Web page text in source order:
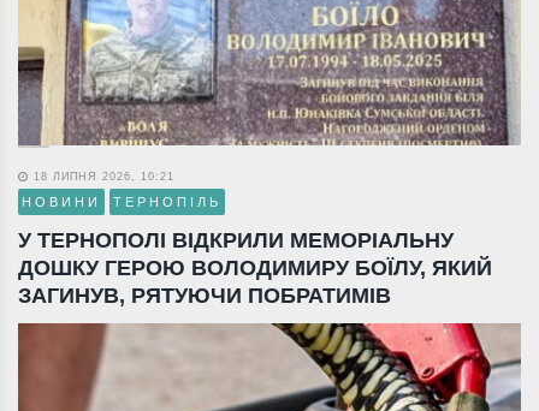
18 ЛИПНЯ 2026, 10:21
НОВИНИ ТЕРНОПІЛЬ
У ТЕРНОПОЛІ ВІДКРИЛИ МЕМОРІАЛЬНУ
ДОШКУ ГЕРОЮ ВОЛОДИМИРУ БОЇЛУ, ЯКИЙ
ЗАГИНУВ, РЯТУЮЧИ ПОБРАТИМІВ